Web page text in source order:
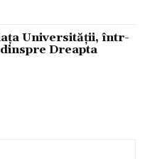
Universităţii, într-
Dreapta